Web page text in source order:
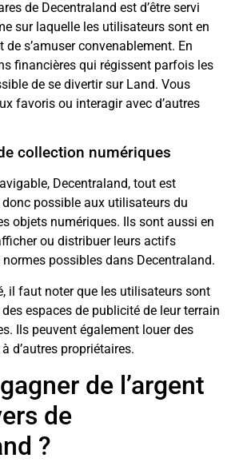
de Decentraland est d’être servi
sur laquelle les utilisateurs sont en
de s’amuser convenablement. En
financières qui régissent parfois les
de se divertir sur Land. Vous
favoris ou interagir avec d’autres
collection numériques
Decentraland, tout est
possible aux utilisateurs du
objets numériques. Ils sont aussi en
ou distribuer leurs actifs
possibles dans Decentraland.
il faut noter que les utilisateurs sont
espaces de publicité de leur terrain
Ils peuvent également louer des
d’autres propriétaires.
de l’argent
de
?